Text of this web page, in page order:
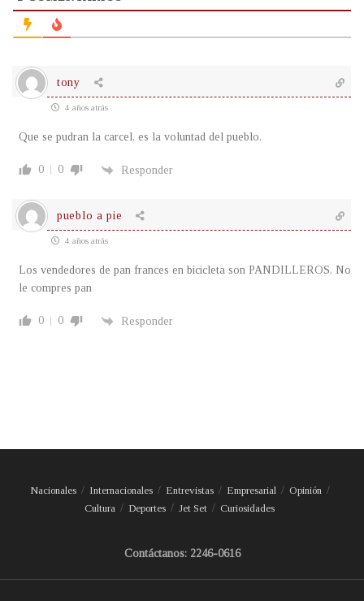
tony
4 años atrás
Que se pudran la carcel, es la voluntad del pueblo.
0 0 Responder
pueblo a pie
4 años atrás
Los vendedores de pan frances en bicicleta son PANDILLEROS. No
le compres pan
0 0 Responder
Nacionales Internacionales Entrevistas Empresarial
Opinión
Cultura
Deportes Jet Set Curiosidades
Contáctanos: 2246-0616